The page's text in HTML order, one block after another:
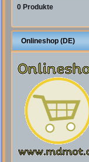
0 Produkte
Onlineshop (DE)